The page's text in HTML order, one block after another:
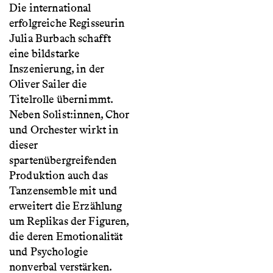
Die international
erfolgreiche Regisseurin
Julia Burbach schafft
eine bildstarke
Inszenierung, in der
Oliver Sailer die
Titelrolle übernimmt.
Neben Solist:innen, Chor
und Orchester wirkt in
dieser
spartenübergreifenden
Produktion auch das
Tanzensemble mit und
erweitert die Erzählung
um Replikas der Figuren,
die deren Emotionalität
und Psychologie
nonverbal verstärken.